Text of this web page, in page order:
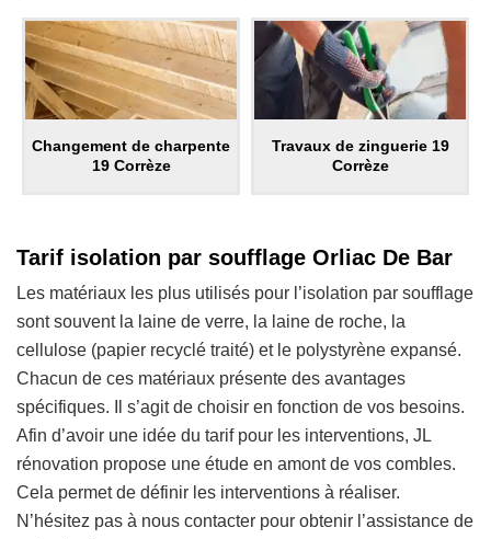
Changement de charpente
19 Corrèze
Travaux de zinguerie 19
Corrèze
Tarif isolation par soufflage Orliac De Bar
Les matériaux les plus utilisés pour l’isolation par soufflage
sont souvent la laine de verre, la laine de roche, la
cellulose (papier recyclé traité) et le polystyrène expansé.
Chacun de ces matériaux présente des avantages
spécifiques. Il s’agit de choisir en fonction de vos besoins.
Afin d’avoir une idée du tarif pour les interventions, JL
rénovation propose une étude en amont de vos combles.
Cela permet de définir les interventions à réaliser.
N’hésitez pas à nous contacter pour obtenir l’assistance de